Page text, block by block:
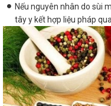
Nếu nguyên nhân do sùi
tây y kết hợp liệu pháp